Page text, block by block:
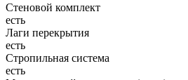
Стеновой комплект
есть
Лаги перекрытия
есть
Стропильная система
есть